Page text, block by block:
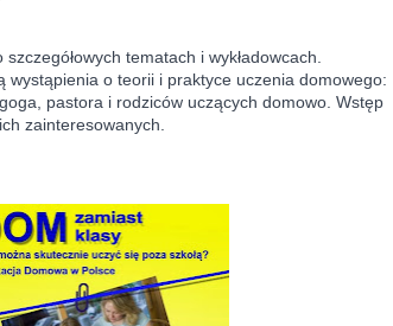
tematach i wykładowcach.
wystąpienia o teorii i praktyce uczenia domowego:
pastora i rodziców uczących domowo. Wstęp
zainteresowanych.